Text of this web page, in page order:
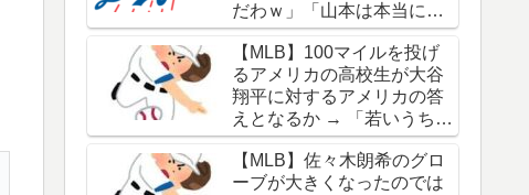
だわｗ」「山本は本当にオ
シャレだな」
【MLB】100マイルを投げ
るアメリカの高校生が大谷
翔平に対するアメリカの答
えとなるか → 「若いうちか
ら神格化されても期待通り
のキャリアを築けるのはほ
んの一握りだからな」「大
【MLB】佐々木朗希のグロ
ーブが大きくなったのでは